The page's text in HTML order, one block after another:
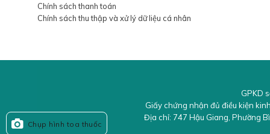
Leaf Extract, Potentilla Erecta Root Extract, Citric
Phenoxyethanol.
Lắc nhẹ chai trước khi dùng (3–5 giây) để phân
Giữ chai cách da 10–15 cm, xịt đều lên các
Với vùng mặt, không xịt trực tiếp để
Chính sách thanh toán
Chính sách thu thập và xử lý dữ liệu cá nhân
Chụp hình toa thuốc
GPKD
Giấy chứng nhận đủ điều kiện
Địa chỉ: 747 Hậu Giang, Phường